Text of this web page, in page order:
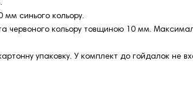
синього кольору.
червоного кольору товщиною 10 мм.
упаковку. У комплект до гойдалок не